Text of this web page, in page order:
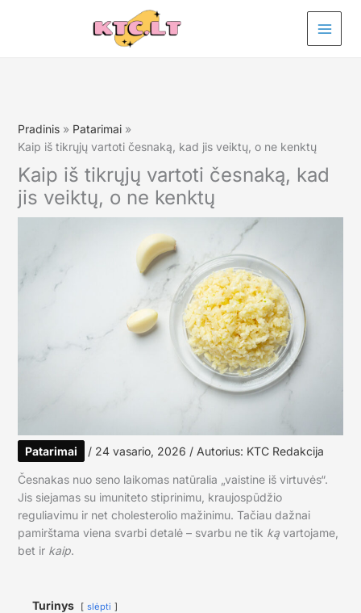
Pradinis
Patarimai
Kaip iš tikrųjų vartoti česnaką, kad jis veiktų, o ne kenktų
Kaip iš tikrųjų vartoti česnaką, kad
jis veiktų, o ne kenktų
Patarimai / 24 vasario, 2026 / Autorius: KTC Redakcija
Česnakas nuo seno laikomas natūralia „vaistine iš virtuvės“.
Jis siejamas su imuniteto stiprinimu, kraujospūdžio
reguliavimu ir net cholesterolio mažinimu. Tačiau dažnai
pamirštama viena svarbi detalė – svarbu ne tik kąvartojame,
bet ir kaip.
Turinys slėpti